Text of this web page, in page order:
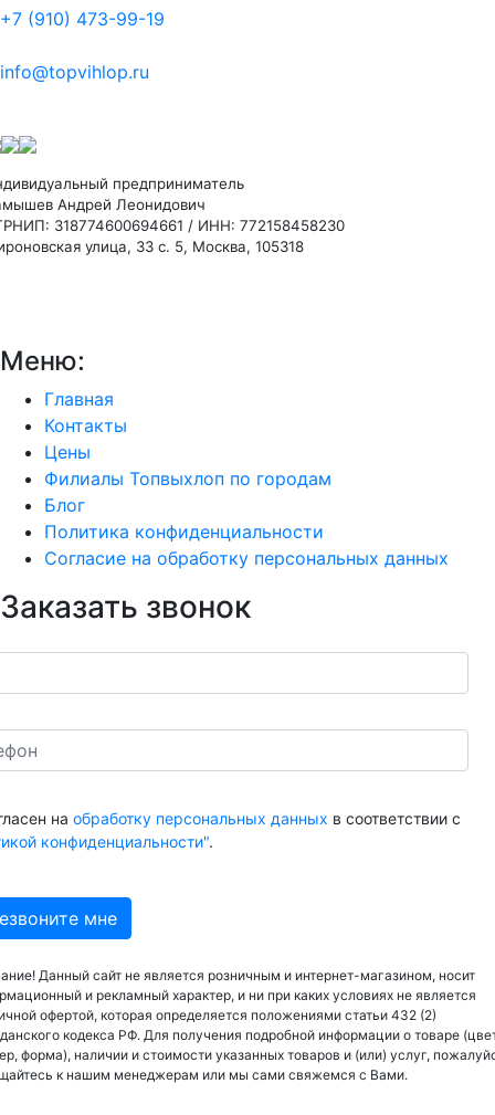
+7 (910) 473-99-19
info@topvihlop.ru
предприниматель
Андрей Леонидович
318774600694661 / ИНН: 772158458230
улица, 33 с. 5, Москва, 105318
Меню:
Главная
Контакты
Цены
Филиалы Топвыхлоп по городам
Блог
Политика конфиденциальности
Согласие на обработку персональных данных
Заказать звонок
на обработку персональных данных в соответствии с
конфиденциальности".
Данный сайт не является розничным и интернет-магазином, носит
и рекламный характер, и ни при каких условиях не является
офертой, которая определяется положениями статьи 432 (2)
кодекса РФ. Для получения подробной информации о товаре
форма), наличии и стоимости указанных товаров и (или) услуг,
к нашим менеджерам или мы сами свяжемся с Вами.